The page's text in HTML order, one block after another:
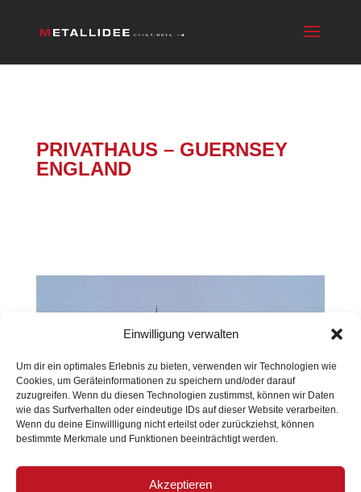
Einwilligung verwalten
Um dir ein optimales Erlebnis zu bieten, verwenden wir Technologien wie
Cookies, um Geräteinformationen zu speichern und/oder darauf
zuzugreifen. Wenn du diesen Technologien zustimmst, können wir Daten
wie das Surfverhalten oder eindeutige IDs auf dieser Website verarbeiten.
Wenn du deine Einwillligung nicht erteilst oder zurückziehst, können
bestimmte Merkmale und Funktionen beeinträchtigt werden.
Akzeptieren
PRIVATHAUS – GUERNSEY
ENGLAND